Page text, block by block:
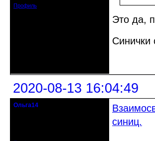
Профиль
Это да,
Синички
2020-08-13 16:04:49
Ольга14
синиц.